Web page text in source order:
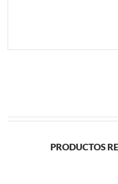
PRODUCTOS